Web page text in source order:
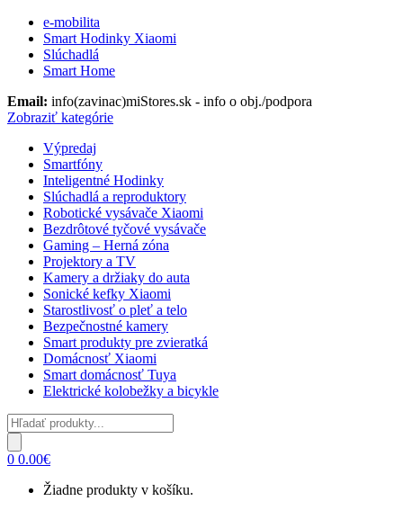
e-mobilita
Smart Hodinky Xiaomi
Slúchadlá
Smart Home
Email: info(zavinac)miStores.sk - info o obj./podpora
Zobraziť kategórie
Výpredaj
Smartfóny
Inteligentné Hodinky
Slúchadlá a reproduktory
Robotické vysávače Xiaomi
Bezdrôtové tyčové vysávače
Gaming – Herná zóna
Projektory a TV
Kamery a držiaky do auta
Sonické kefky Xiaomi
Starostlivosť o pleť a telo
Bezpečnostné kamery
Smart produkty pre zvieratká
Domácnosť Xiaomi
Smart domácnosť Tuya
Elektrické kolobežky a bicykle
Products
search
0 0.00€
Žiadne produkty v košíku.